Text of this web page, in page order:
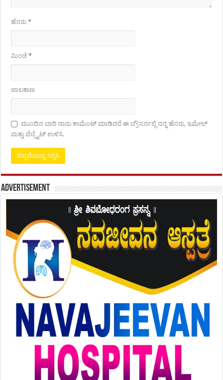
ಹೆಸರು*
ಮಿಂಚೆ*
ಜಾಲತಾಣ
ಮುಂದಿನ ಬಾರಿ ನಾನು ಕಾಮೆಂಟ್ ಮಾಡಿದರೆ ಈ ಬ್ರೌಸರ್ನಲ್ಲಿ ನನ್ನ ಹೆಸರು, ಇಮೇಲ್
ಮತ್ತು ವೆಬ್ಸೈಟ್ ಉಳಿಸಿ.
Advertisement